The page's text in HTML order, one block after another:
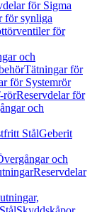
för Sigma
för synliga
för
och
Tätningar för
för Systemrör
rörReservdelar för
och
StålGeberit
och
Reservdelar